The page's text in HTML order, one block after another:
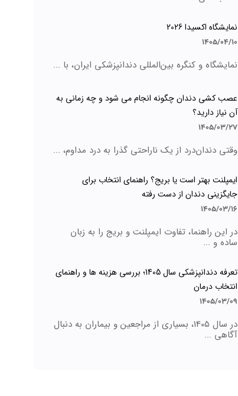
نمایشگاه اکسیدا 2026
1405/04/10
نمایشگاه و کنگره بین‌المللی دندانپزشکی ایران، با ...
عصب کشی دندان چگونه انجام می شود و چه زمانی به
آن نیاز دارید؟
1405/03/27
وقتی دندان‌درد از یک ناراحتی گذرا به درد مداوم، ...
ایمپلنت بهتر است یا بریج؟ راهنمای انتخاب برای
جایگزینی دندان از دست رفته
1405/03/16
در این راهنما، تفاوت ایمپلنت و بریج را به زبان
ساده و ...
تعرفه دندانپزشکی سال 1405؛ بررسی هزینه ها و راهنمای
انتخاب درمان
1405/03/09
در سال 1405، بسیاری از مراجعین و بیماران به دنبال
آگاهی ...